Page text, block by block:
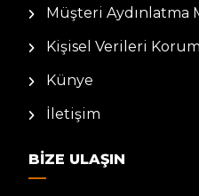
Müşteri Aydınlatma
Kişisel Verileri
Künye
İletişim
BIZE ULAŞIN